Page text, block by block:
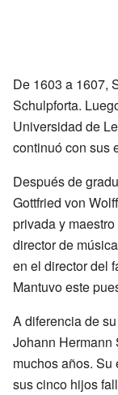
De 1603 a 1607,
Schulpforta.
Universidad de
continuó con sus
Después de
Gottfried von
privada y
director de
en el director del
Mantuvo este
A diferencia de
Johann Hermann
muchos años. Su
sus cinco hijos